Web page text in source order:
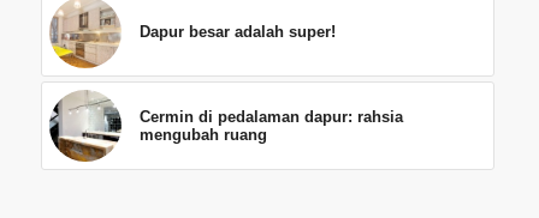
Dapur besar adalah super!
Cermin di pedalaman dapur: rahsia
mengubah ruang